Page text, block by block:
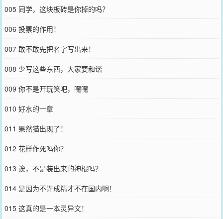
005 同学，这块板砖是你掉的吗？
006 投票的作用！
007 敢不敢先把名字写出来！
008 少写这些东西，大家要和谐
009 你不是开玩笑吧，嘿嘿
010 好水的一章
011 果然猫出现了！
012 花样作死吗你？
013 诶，不是装出来的神棍吗？
014 是因为不许成精才不在国内啊！
015 这真的是一本灵异文！